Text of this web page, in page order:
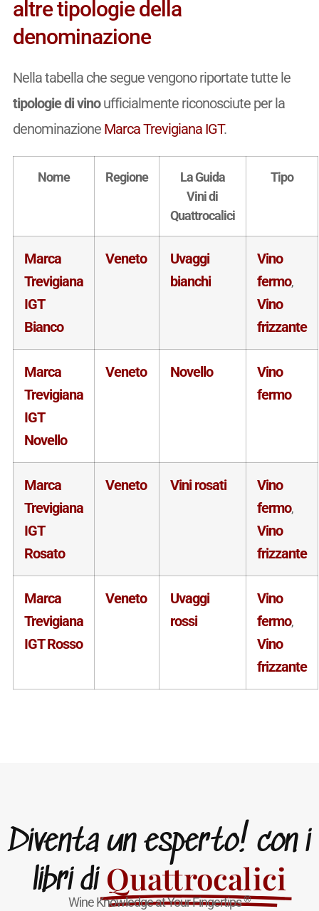
altre tipologie della
denominazione
Nella tabella che segue vengono riportate tutte le
tipologie di vinoufficialmente riconosciute per la
denominazione Marca Trevigiana IGT.
Nome Regione
La Guida
Vini di
Quattrocalici
Tipo
Marca
Trevigiana
IGT
Bianco
Veneto
Uvaggi
bianchi
Vino
fermo,
Vino
frizzante
Marca
Trevigiana
IGT
Novello
Veneto Novello
Vino
fermo
Marca
Trevigiana
IGT
Rosato
Veneto Vini rosati
Vino
fermo,
Vino
frizzante
Marca
Trevigiana
IGT Rosso
Veneto
Uvaggi
rossi
Vino
fermo,
Vino
frizzante
Diventa un esperto! con i
libri di Quattrocalici
Wine Knowledge at Your Fingertips®